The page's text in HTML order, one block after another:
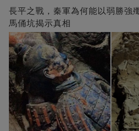
長平之戰，秦軍為何能以弱勝強
馬俑坑揭示真相